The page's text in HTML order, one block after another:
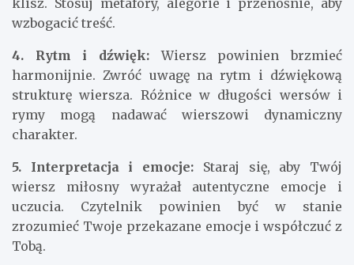
wzbogacić treść.
4. Rytm i dźwięk: Wiersz powinien brzmieć
harmonijnie. Zwróć uwagę na rytm i dźwiękową
strukturę wiersza. Różnice w długości wersów i
rymy mogą nadawać wierszowi dynamiczny
charakter.
5. Interpretacja i emocje: Staraj się, aby Twój
wiersz miłosny wyrażał autentyczne emocje i
uczucia. Czytelnik powinien być w stanie
zrozumieć Twoje przekazane emocje i współczuć z
Tobą.